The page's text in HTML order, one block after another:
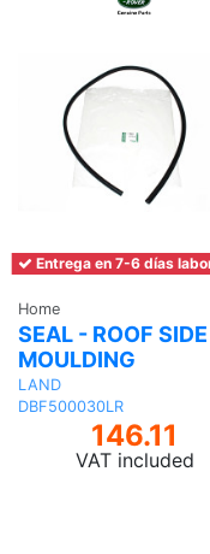
Entrega en 7-6 días
Home
SEAL - ROOF SIDE
MOULDING
LAND
DBF500030LR
146.11
VAT included